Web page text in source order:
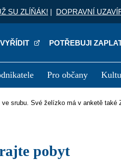
SU ZLÍŇÁK! | DOPRAVNÍ
POTŘEBUJI
Pro občany
Kariéra
ve srubu. Své želízko má v anketě také